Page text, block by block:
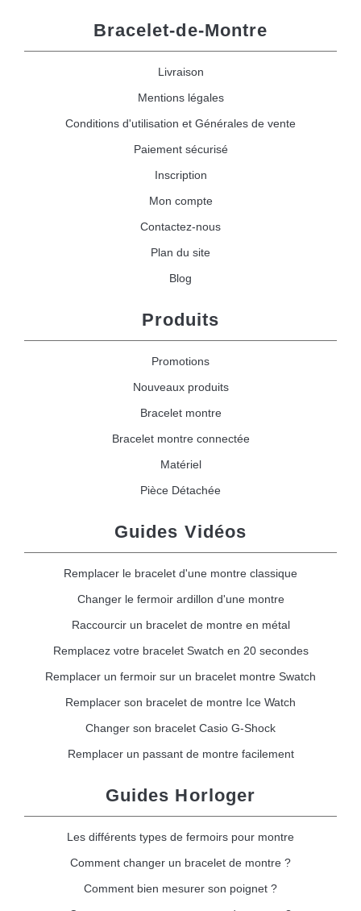
Bracelet-de-Montre
Livraison
Mentions légales
Conditions d'utilisation et Générales de vente
Paiement sécurisé
Inscription
Mon compte
Contactez-nous
Plan du site
Blog
Produits
Promotions
Nouveaux produits
Bracelet montre
Bracelet montre connectée
Matériel
Pièce Détachée
Guides Vidéos
Remplacer le bracelet d'une montre classique
Changer le fermoir ardillon d'une montre
Raccourcir un bracelet de montre en métal
Remplacez votre bracelet Swatch en 20 secondes
Remplacer un fermoir sur un bracelet montre Swatch
Remplacer son bracelet de montre Ice Watch
Changer son bracelet Casio G-Shock
Remplacer un passant de montre facilement
Guides Horloger
Les différents types de fermoirs pour montre
Comment changer un bracelet de montre ?
Comment bien mesurer son poignet ?